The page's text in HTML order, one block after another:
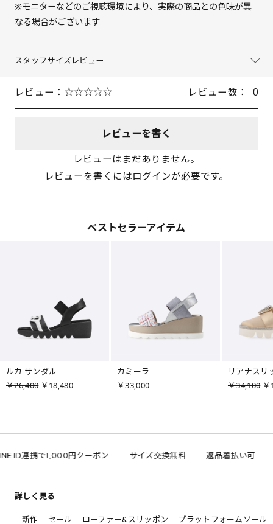
※モニターなどのご視聴環境により、実際の商品との色味が異
なる場合がございます
スタッフサイズレビュー
レビュー： レビュー数： 0
レビューを書く
レビューはまだありません。
レビューを書くにはログインが必要です。
ベストセラーアイテム
ルカ サンダル
￥26,400 ￥18,480
カミーラ
￥33,000
リアナスリ
￥34,100
ID連携で1,000円クーポン サイズ交換無料 返品着払い可
詳しく見る
新作 セール ローファー&スリッポン プラットフォームソール